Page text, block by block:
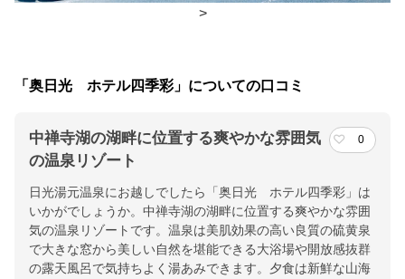
チェックイン・チェックアウト時間
チェックアウ
10:00
交通アクセス
間半JR：宇都宮～日光50分【バス】日光駅～当館45分
提供：楽天トラベル
楽天トラベルで
>
「奥日光 ホテル四季彩」についての口コミ
中禅寺湖の湖畔に位置する爽やかな雰囲気
の温泉リゾート
0
日光湯元温泉にお越しでしたら「奥日光 ホテル四季彩」は
いかがでしょうか。中禅寺湖の湖畔に位置する爽やかな雰囲
気の温泉リゾートです。温泉は美肌効果の高い良質の硫黄泉
で大きな窓から美しい自然を堪能できる大浴場や開放感抜群
の露天風呂で気持ちよく湯あみできます。夕食は新鮮な山海